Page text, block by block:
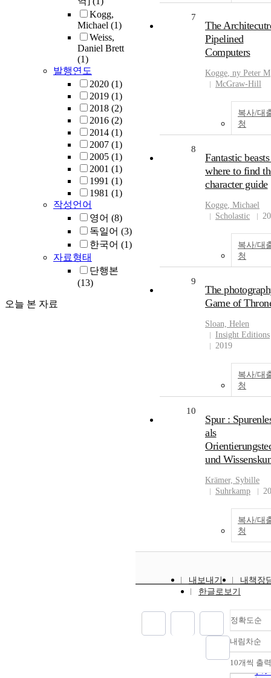
Kogg,
Michael (1)
Weiss,
Daniel Brett
(1)
발행연도
2020 (1)
2019 (1)
2018 (2)
2016 (2)
2014 (1)
2007 (1)
2005 (1)
2001 (1)
1991 (1)
1981 (1)
작성언어
영어 (8)
독일어 (3)
한국어 (1)
자료형태
단행본
(13)
오늘 본 자료
7
The
Pipelined
Computers
Kogge, ny Peter M
McGraw-Hill
복사/대
청
8
Fantastic
where to find
character guide
Kogge, Michael
Scholastic
복사/대
청
9
The
Game of
Sloan, Helen
Insight Editions
2019
복사/대
청
10
Spur :
als
und
Krämer, Sybille
Suhrkamp
복사/대
청
내보내기
내책장
한글로보기
정확도순
정
순
인
내림차순
내
10개씩 출력